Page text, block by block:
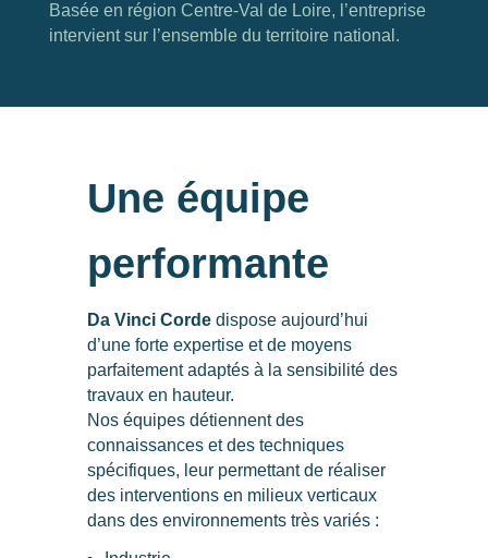
Basée en région Centre-Val de Loire, l’entreprise
intervient sur l’ensemble du territoire national.
Une équipe
performante
Da Vinci Corde dispose aujourd’hui
d’une forte expertise et de moyens
parfaitement adaptés à la sensibilité des
travaux en hauteur.
Nos équipes détiennent​ ​des ​
connaissances​ ​et​ ​des​ ​techniques
spécifiques,​ leur​ ​permettant​ ​de​ réaliser​ ​
des​ ​interventions​ en​ ​milieux​ verticaux ​
dans des environnements​ ​très​ ​variés :